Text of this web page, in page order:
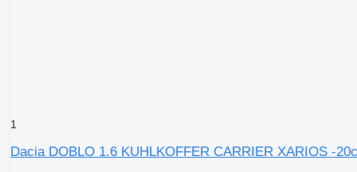
1
Dacia DOBLO 1.6 KUHLKOFFER CARRIER XARIOS -